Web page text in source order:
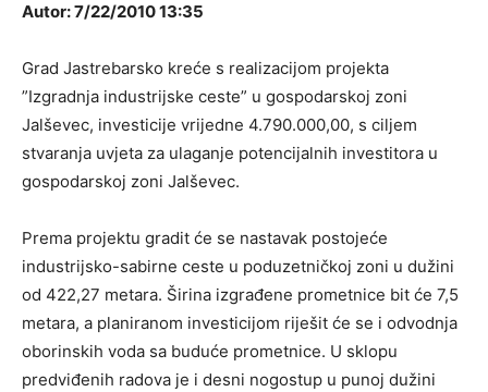
Autor: 7/22/2010 13:35
Grad Jastrebarsko kreće s realizacijom projekta
”Izgradnja industrijske ceste” u gospodarskoj zoni
Jalševec, investicije vrijedne 4.790.000,00, s ciljem
stvaranja uvjeta za ulaganje potencijalnih investitora u
gospodarskoj zoni Jalševec.
Prema projektu gradit će se nastavak postojeće
industrijsko-sabirne ceste u poduzetničkoj zoni u dužini
od 422,27 metara. Širina izgrađene prometnice bit će 7,5
metara, a planiranom investicijom riješit će se i odvodnja
oborinskih voda sa buduće prometnice. U sklopu
predviđenih radova je i desni nogostup u punoj dužini